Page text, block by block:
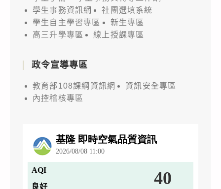
學生事務資訊網
社團選填系統
學生自主學習專區
新生專區
高三升學專區
線上授課專區
政令宣導專區
教育部108課綱資訊網
資訊安全專區
內控稽核專區